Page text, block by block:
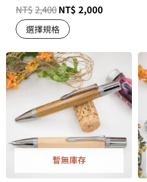
NT$2,400NT$ 2,000
選擇規格
暫無庫存